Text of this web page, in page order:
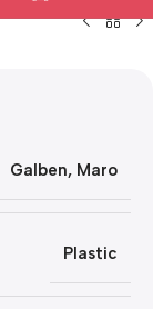
Galben, Maro
Plastic